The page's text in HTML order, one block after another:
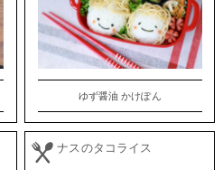
ゆず醤油 かけぽん
ナスのタコライス